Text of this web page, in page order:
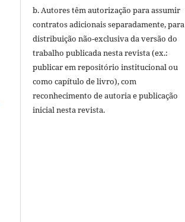
b. Autores têm autorização para assumir
contratos adicionais separadamente, para
distribuição não-exclusiva da versão do
trabalho publicada nesta revista (ex.:
publicar em repositório institucional ou
como capítulo de livro), com
reconhecimento de autoria e publicação
inicial nesta revista.